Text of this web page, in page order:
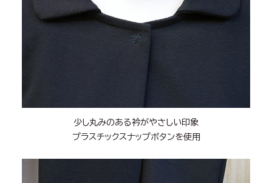
少し丸みのある衿がやさしい印象
プラスチックスナップボタンを使用